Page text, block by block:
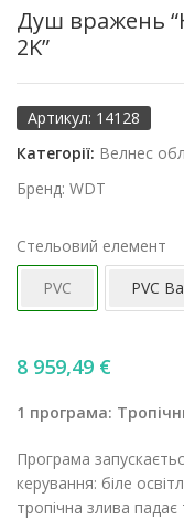
Душ вражень
2K”
Стельовий елемент
PVC
PVС
8 959,49 €
1 програма:
Програма
керування: біле
тропічна злива
Артикул: 14128
Категорії: Велнес
Бренд: WDT